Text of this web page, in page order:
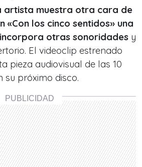
artista muestra otra cara de
«Con los cinco sentidos» una
otras sonoridades y
El videoclip estrenado
pieza audiovisual de las 10
su próximo disco.